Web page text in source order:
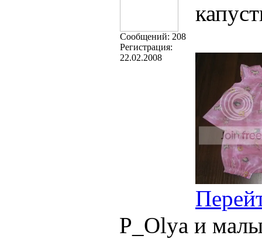
Cообщений: 208
Регистрация:
22.02.2008
P_Olya и